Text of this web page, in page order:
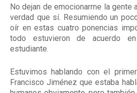
No dejan de emocionarme la gente
verdad que sí. Resumiendo un
oír en estas cuatro ponencias
todo estuvieron de acuerdo
estudiante.
Estuvimos hablando con el
Francisco Jiménez que estaba